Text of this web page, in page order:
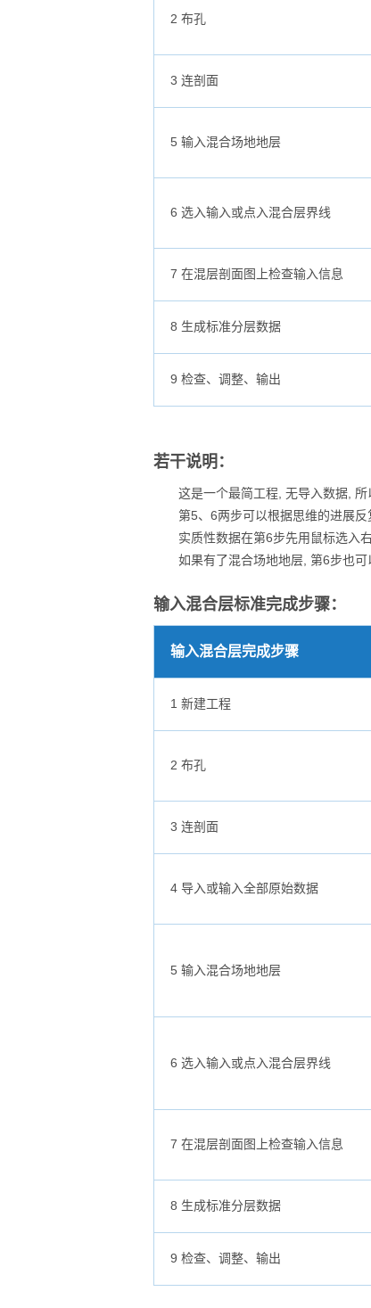
2 布孔
3 连剖面
5 输入混合场地地层
6 选入输入或点入混合层界线
7 在混层剖面图上检查输入信息
8 生成标准分层数据
9 检查、调整、输出
若干说明：
这是一个最简工程, 无导入数据, 所
第5、6两步可以根据思维的进展反
实质性数据在第6步先用鼠标选入右
如果有了混合场地地层, 第6步也可
输入混合层标准完成步骤：
输入混合层完成步骤
1 新建工程
2 布孔
3 连剖面
4 导入或输入全部原始数据
5 输入混合场地地层
6 选入输入或点入混合层界线
7 在混层剖面图上检查输入信息
8 生成标准分层数据
9 检查、调整、输出